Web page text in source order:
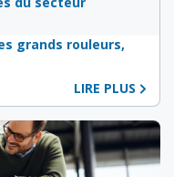
grands rouleurs,
LIRE PLUS